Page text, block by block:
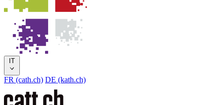
IT
FR (cath.ch) DE (kath.ch)